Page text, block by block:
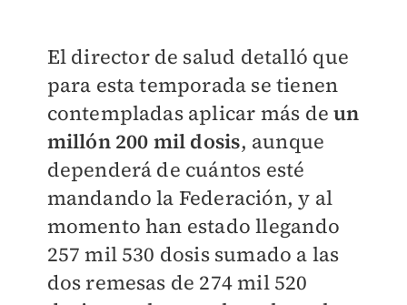
El director de salud detalló que
para esta temporada se tienen
contempladas aplicar más deun
millón 200 mil dosis, aunque
dependerá de cuántos esté
mandando la Federación, y al
momento han estado llegando
257 mil 530 dosis sumado a las
dos remesas de 274 mil 520